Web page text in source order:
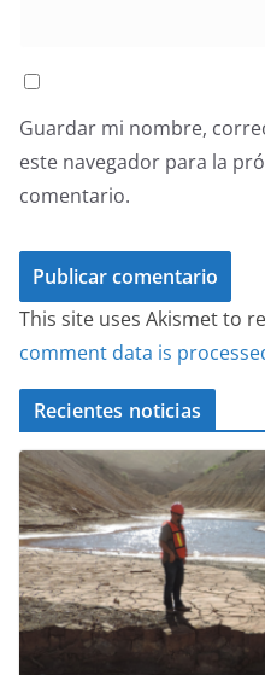
Guardar mi nombre,
este navegador para la
comentario.
This site uses Akismet to
comment data is
Recientes noticias